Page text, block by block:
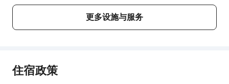
运动设施
更多设施与服务
住宿政策